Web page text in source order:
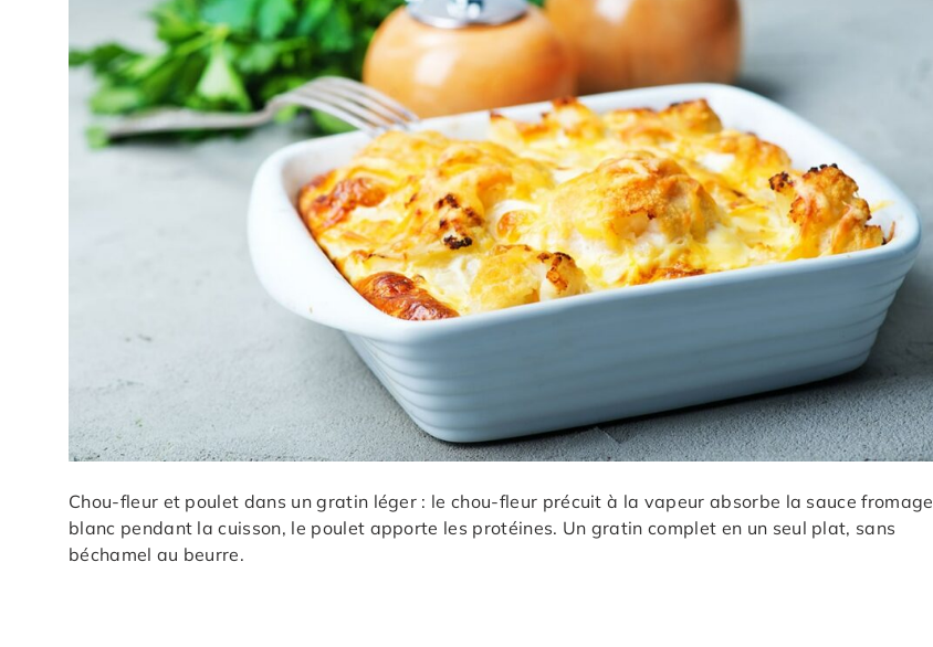
Chou-fleur et poulet dans un gratin léger : le chou-fleur précuit à la vapeur absorbe la sauce fromage
blanc pendant la cuisson, le poulet apporte les protéines. Un gratin complet en un seul plat, sans
béchamel au beurre.